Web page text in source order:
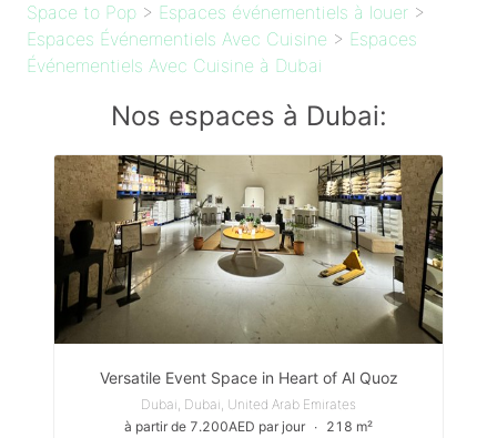
Space to Pop > Espaces événementiels à louer >
Espaces Événementiels Avec Cuisine > Espaces
Événementiels Avec Cuisine à Dubai
Nos espaces à Dubai:
Versatile Event Space in Heart of Al Quoz
Dubai, Dubai, United Arab Emirates
à partir de 7.200AED par jour ∙ 218 m²